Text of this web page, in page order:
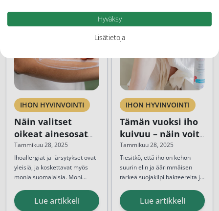
IHON HYVINVOINTI
Näin valitset
oikeat ainesosat
vartalonhoitoosi
Tammikuu 28, 2025
Ihoallergiat ja -ärsytykset ovat
yleisiä, ja koskettavat myös
monia suomalaisia. Moni
pääosin perinnöllisiä, mutta
usein kyse on myös siitä, mille
Lue artikkeli
IHON HYVINVOINTI
Tämän vuoksi iho
kuivuu – näin voit
ratkaista
ongelman
Tammikuu 28, 2025
Tiesitkö, että iho on kehon
suurin elin ja äärimmäisen
tärkeä suojakilpi bakteereita ja
Pohjoismaisessa ilmastossa
kuiva ihoon yleinen ongelma,
Lue artikkeli
Hyväksy
Lisätietoja